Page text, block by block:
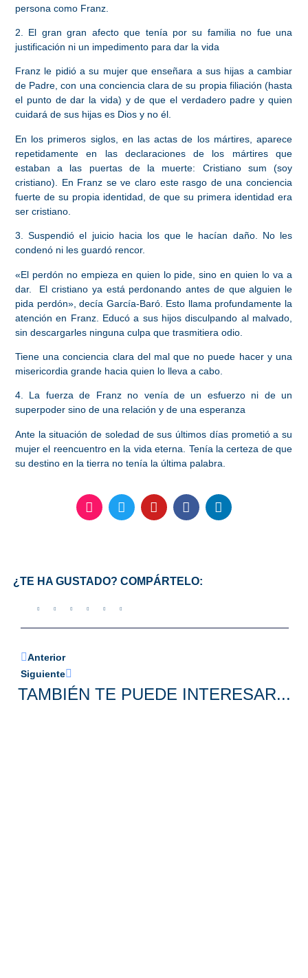
persona como Franz.
2. El gran gran afecto que tenía por su familia no fue una
justificación ni un impedimento para dar la vida
Franz le pidió a su mujer que enseñara a sus hijas a cambiar
de Padre, con una conciencia clara de su propia filiación (hasta
el punto de dar la vida) y de que el verdadero padre y quien
cuidará de sus hijas es Dios y no él.
En los primeros siglos, en las actas de los mártires, aparece
repetidamente en las declaraciones de los mártires que
estaban a las puertas de la muerte: Cristiano sum (soy
cristiano). En Franz se ve claro este rasgo de una conciencia
fuerte de su propia identidad, de que su primera identidad era
ser cristiano.
3. Suspendió el juicio hacia los que le hacían daño. No les
condenó ni les guardó rencor.
«El perdón no empieza en quien lo pide, sino en quien lo va a
dar. El cristiano ya está perdonando antes de que alguien le
pida perdón», decía García-Baró. Esto llama profundamente la
atención en Franz. Educó a sus hijos disculpando al malvado,
sin descargarles ninguna culpa que trasmitiera odio.
Tiene una conciencia clara del mal que no puede hacer y una
misericordia grande hacia quien lo lleva a cabo.
4. La fuerza de Franz no venía de un esfuerzo ni de un
superpoder sino de una relación y de una esperanza
Ante la situación de soledad de sus últimos días prometió a su
mujer el reencuentro en la vida eterna. Tenía la certeza de que
su destino en la tierra no tenía la última palabra.
¿TE HA GUSTADO? COMPÁRTELO:
Anterior
Siguiente
TAMBIÉN TE PUEDE INTERESAR...